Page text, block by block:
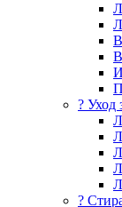
? Уход
?